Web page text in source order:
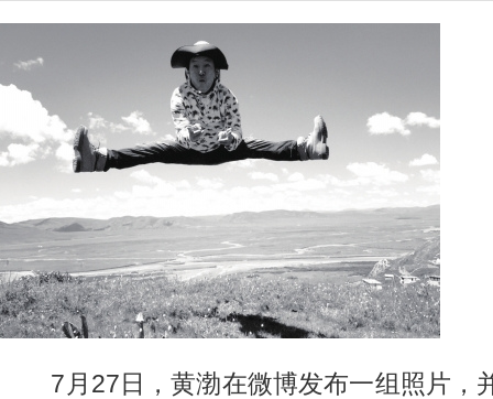
7月27日，黄渤在微博发布一组照片，